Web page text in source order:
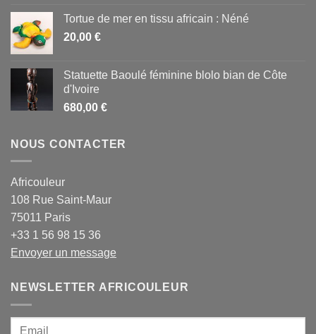
Tortue de mer en tissu africain : Néné
20,00 €
Statuette Baoulé féminine blolo bian de Côte
d'Ivoire
680,00 €
NOUS CONTACTER
Africouleur
108 Rue Saint-Maur
75011 Paris
+33 1 56 98 15 36
Envoyer un message
NEWSLETTER AFRICOULEUR